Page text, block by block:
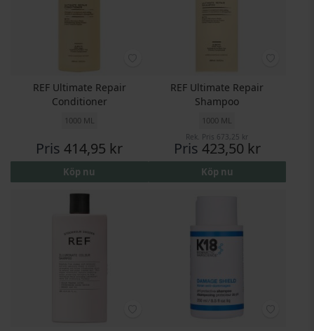
REF Ultimate Repair
Conditioner
1000 ML
Pris 414,95 kr
Köp nu
REF Ultimate Repair
Shampoo
1000 ML
Rek. Pris 673,25 kr
Pris 423,50 kr
Köp nu